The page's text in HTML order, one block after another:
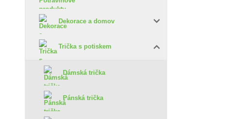
Dekorace a domov
Trička s potiskem
Dámská trička
Pánská trička